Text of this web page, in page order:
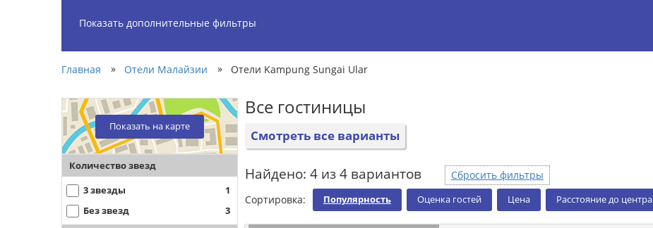
Показать дополнительные фильтры
Главная » Отели Малайзии » Отели Kampung Sungai Ular
Показать на карте
Количество звезд
3 звезды
1
Без звезд
3
Все гостиницы
Смотреть все варианты
Найдено: 4 из 4 вариантов
Сбросить фильтры
Сортировка:
Популярность Оценка гостей Цена Расстояние до центра